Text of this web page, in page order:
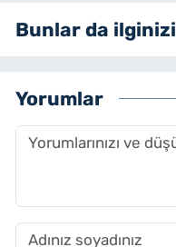
Bunlar da
Yorumlar